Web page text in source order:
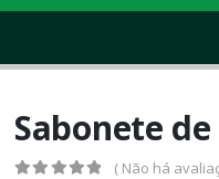
Sabonete
( Não há